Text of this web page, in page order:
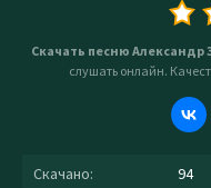
Скачать песню Александр
слушать онлайн.
Скачано:
94